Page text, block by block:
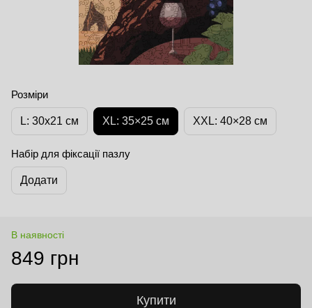
Розміри
L: 30x21 cм XL: 35×25 см XXL: 40×28 см
Набір для фіксації пазлу
Додати
В наявності
849 грн
Купити